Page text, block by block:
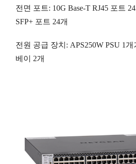
전면 포트: 10G Base-T RJ45 포트
SFP+ 포트 24개
전원 공급 장치 : APS250W PSU 1
베이 2개